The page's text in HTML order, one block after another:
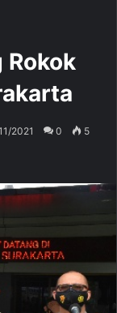
Rokok
2021 0 5